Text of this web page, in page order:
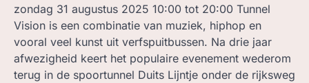
zondag 31 augustus 2025 10:00 tot 20:00 Tunnel
Vision is een combinatie van muziek, hiphop en
vooral veel kunst uit verfspuitbussen. Na drie jaar
afwezigheid keert het populaire evenement wederom
terug in de spoortunnel Duits Lijntje onder de rijksweg